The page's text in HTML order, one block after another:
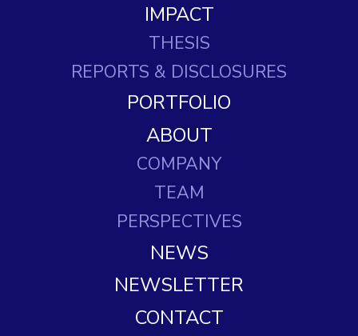
IMPACT
THESIS
REPORTS & DISCLOSURES
PORTFOLIO
ABOUT
COMPANY
TEAM
PERSPECTIVES
NEWS
NEWSLETTER
CONTACT